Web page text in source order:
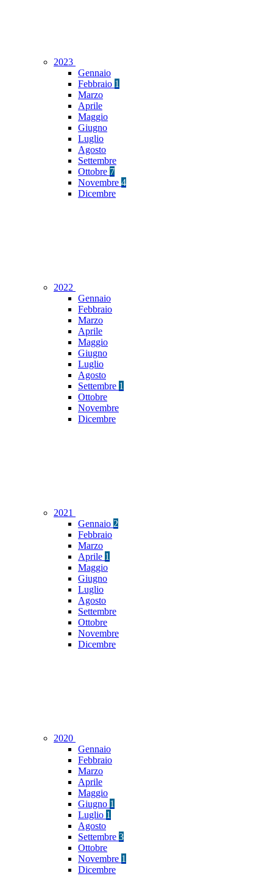
2023
Gennaio
Febbraio 1
Marzo
Aprile
Maggio
Giugno
Luglio
Agosto
Settembre
Ottobre 7
Novembre 4
Dicembre
2022
Gennaio
Febbraio
Marzo
Aprile
Maggio
Giugno
Luglio
Agosto
Settembre 1
Ottobre
Novembre
Dicembre
2021
Gennaio 2
Febbraio
Marzo
Aprile 1
Maggio
Giugno
Luglio
Agosto
Settembre
Ottobre
Novembre
Dicembre
2020
Gennaio
Febbraio
Marzo
Aprile
Maggio
Giugno 1
Luglio 1
Agosto
Settembre 3
Ottobre
Novembre 1
Dicembre